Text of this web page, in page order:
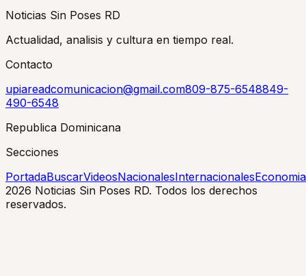
Noticias Sin Poses RD
Actualidad, analisis y cultura en tiempo real.
Contacto
upiareadcomunicacion@gmail.com809-875-6548849-
490-6548
Republica Dominicana
Secciones
PortadaBuscarVideosNacionalesInternacionalesEconomia
2026 Noticias Sin Poses RD. Todos los derechos
reservados.